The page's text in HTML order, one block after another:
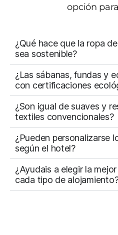
opción
¿Qué hace que la ropa
sea sostenible?
¿Las sábanas, fundas y
con certificaciones
¿Son igual de suaves y
textiles convencionales?
¿Pueden personalizarse
según el hotel?
¿Ayudais a elegir la
cada tipo de